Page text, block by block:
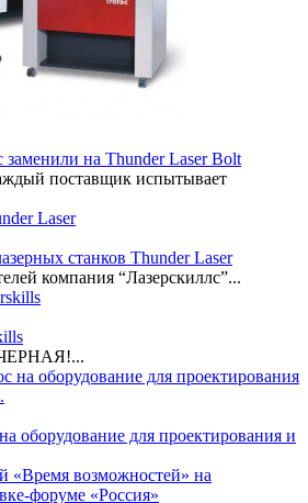
заменили на Thunder Laser Bolt
поставщик испытывает
станков Thunder Laser
компания “Лазерскиллс”...
ЧЕРНАЯ!...
оборудование для проектирования и